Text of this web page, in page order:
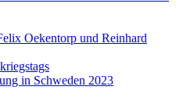
Oekentorp und Reinhard
in Schweden 2023